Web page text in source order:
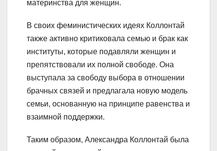
материнства для женщин.
В своих феминистических идеях Коллонтай
также активно критиковала семью и брак как
институты, которые подавляли женщин и
препятствовали их полной свободе. Она
выступала за свободу выбора в отношении
брачных связей и предлагала новую модель
семьи, основанную на принципе равенства и
взаимной поддержки.
Таким образом, Александра Коллонтай была